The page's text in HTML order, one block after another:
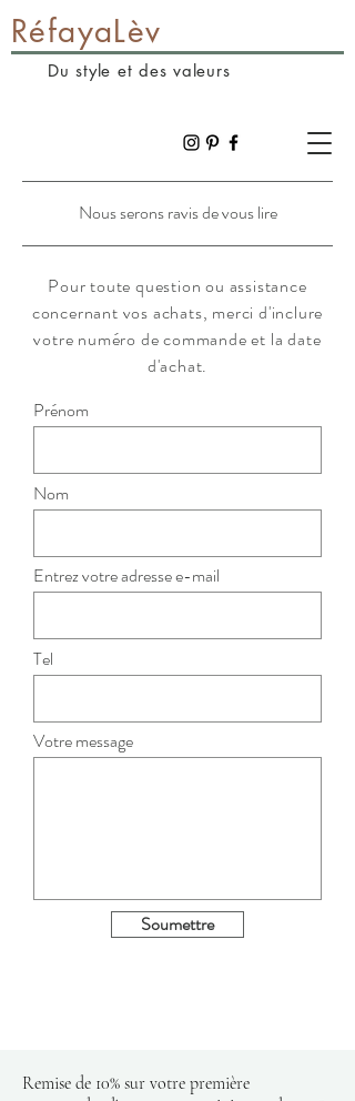
RéfayaLèv
Du style et des valeurs
Nous serons ravis de vous lire
Pour toute question ou assistance
concernant vos achats, merci d'inclure
votre numéro de commande et la date
d'achat.
Prénom
Nom
Entrez votre adresse e-mail
Tel
Votre message
Soumettre
Remise de 10% sur votre première